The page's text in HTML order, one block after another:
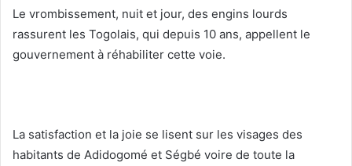
Le vrombissement, nuit et jour, des engins lourds
rassurent les Togolais, qui depuis 10 ans, appellent le
gouvernement à réhabiliter cette voie.
La satisfaction et la joie se lisent sur les visages des
habitants de Adidogomé et Ségbé voire de toute la